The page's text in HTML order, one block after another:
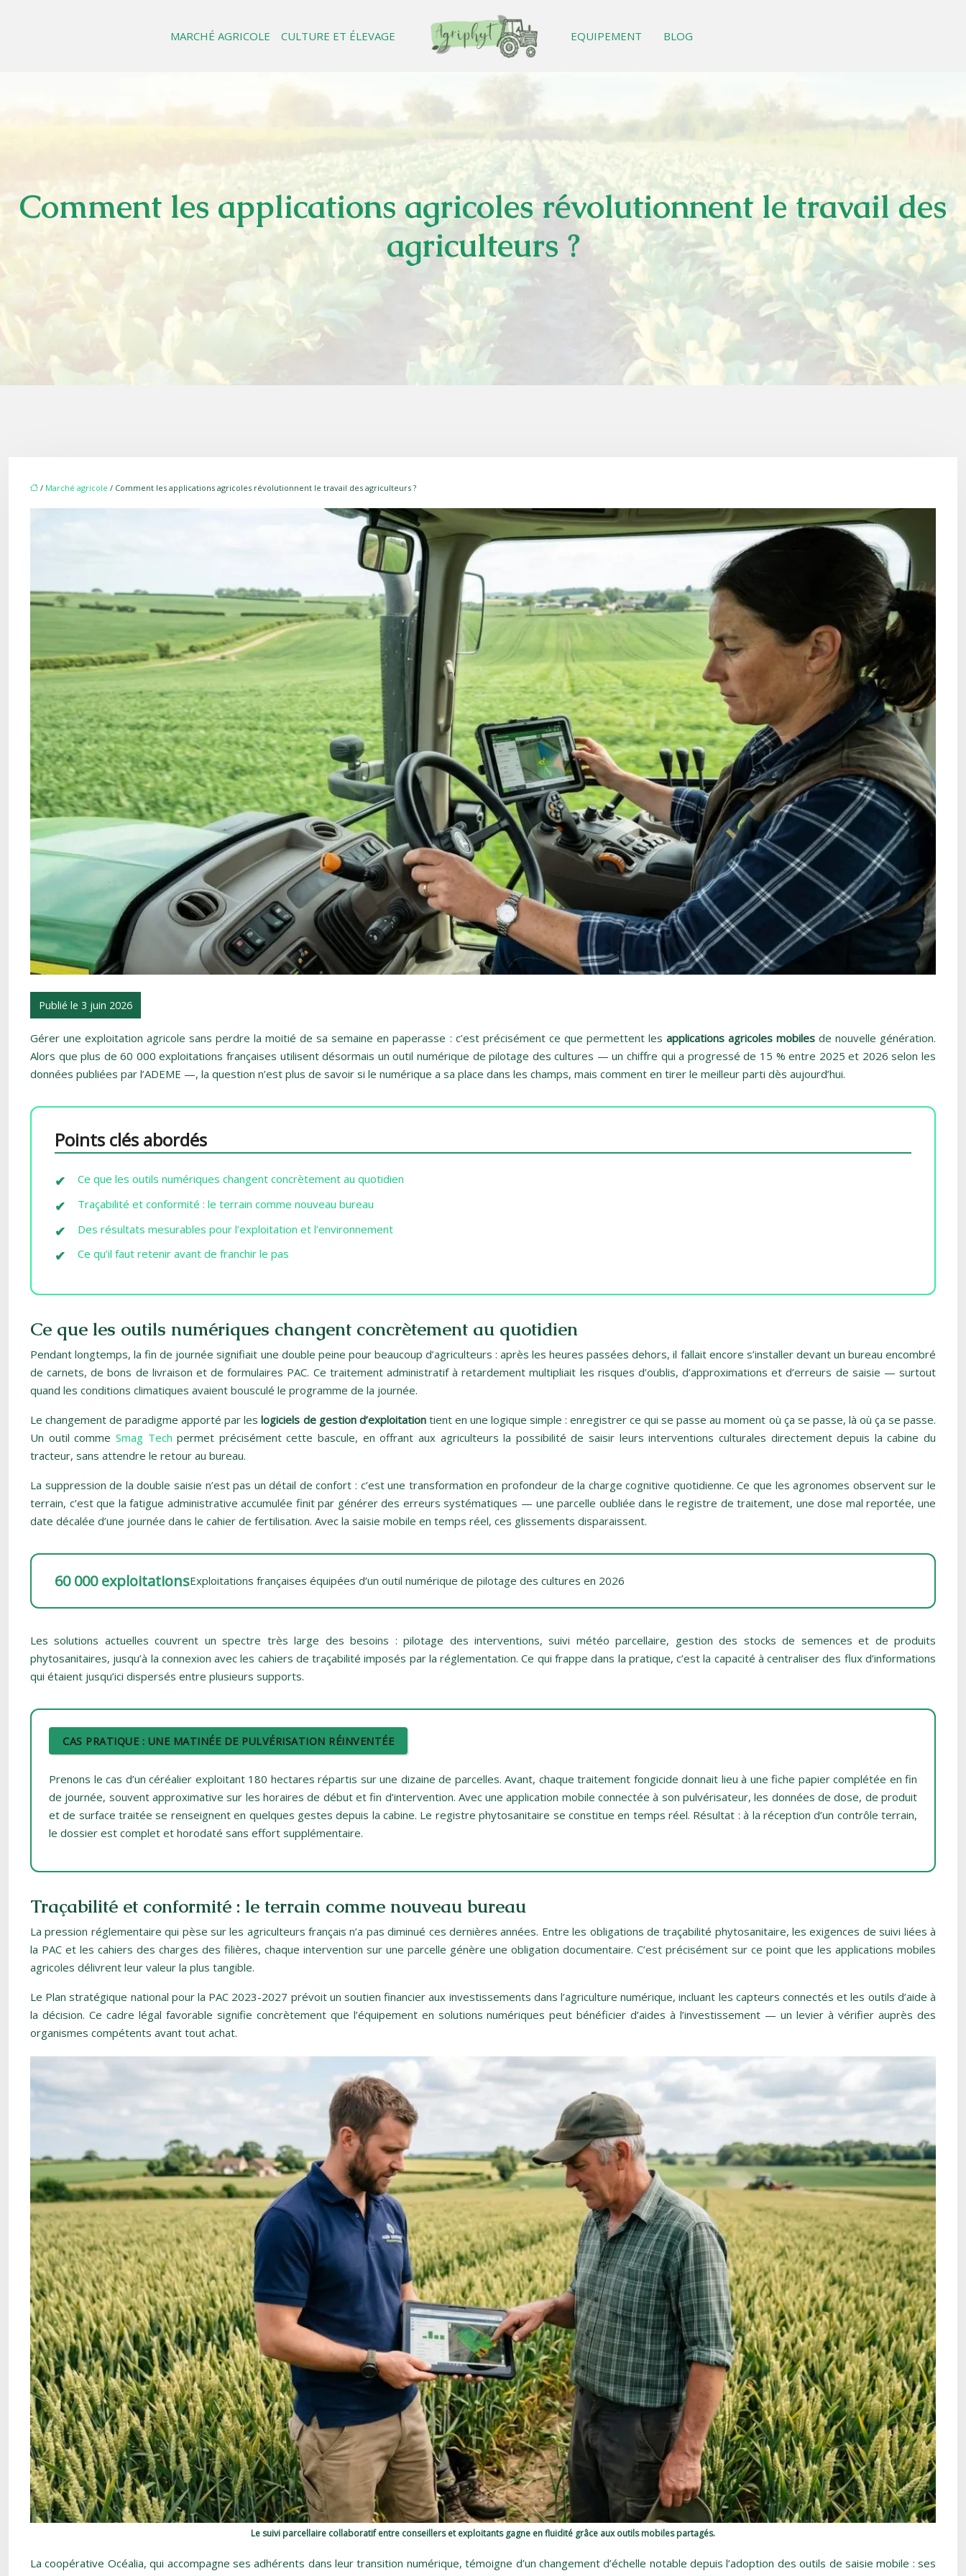
CULTURE ET ÉLEVAGE
MARCHÉ AGRICOLE EQUIPEMENT BLOG
Comment les applications agricoles révolutionnent le travail des
agriculteurs ?
/ Marché agricole / Comment les applications agricoles révolutionnent le travail des agriculteurs ?
Publié le 3 juin 2026
Gérer une exploitation agricole sans perdre la moitié de sa semaine en paperasse : c’est précisément ce que permettent les applications agricoles mobilesde nouvelle génération.
Alors que plus de 60 000 exploitations françaises utilisent désormais un outil numérique de pilotage des cultures — un chiffre qui a progressé de 15 % entre 2025 et 2026 selon les
données publiées par l’ADEME —, la question n’est plus de savoir si le numérique a sa place dans les champs, mais comment en tirer le meilleur parti dès aujourd’hui.
Points clés abordés
Ce que les outils numériques changent concrètement au quotidien
Traçabilité et conformité : le terrain comme nouveau bureau
Des résultats mesurables pour l’exploitation et l’environnement
Ce qu’il faut retenir avant de franchir le pas
Ce que les outils numériques changent concrètement au quotidien
Pendant longtemps, la fin de journée signifiait une double peine pour beaucoup d’agriculteurs : après les heures passées dehors, il fallait encore s’installer devant un bureau encombré
de carnets, de bons de livraison et de formulaires PAC. Ce traitement administratif à retardement multipliait les risques d’oublis, d’approximations et d’erreurs de saisie — surtout
quand les conditions climatiques avaient bousculé le programme de la journée.
Le changement de paradigme apporté par leslogiciels de gestion d’exploitationtient en une logique simple : enregistrer ce qui se passe au moment où ça se passe, là où ça se passe.
Un outil comme Smag Tech permet précisément cette bascule, en offrant aux agriculteurs la possibilité de saisir leurs interventions culturales directement depuis la cabine du
tracteur, sans attendre le retour au bureau.
La suppression de la double saisie n’est pas un détail de confort : c’est une transformation en profondeur de la charge cognitive quotidienne. Ce que les agronomes observent sur le
terrain, c’est que la fatigue administrative accumulée finit par générer des erreurs systématiques — une parcelle oubliée dans le registre de traitement, une dose mal reportée, une
date décalée d’une journée dans le cahier de fertilisation. Avec la saisie mobile en temps réel, ces glissements disparaissent.
60 000 exploitationsExploitations françaises équipées d’un outil numérique de pilotage des cultures en 2026
Les solutions actuelles couvrent un spectre très large des besoins : pilotage des interventions, suivi météo parcellaire, gestion des stocks de semences et de produits
phytosanitaires, jusqu’à la connexion avec les cahiers de traçabilité imposés par la réglementation. Ce qui frappe dans la pratique, c’est la capacité à centraliser des flux d’informations
qui étaient jusqu’ici dispersés entre plusieurs supports.
CAS PRATIQUE : UNE MATINÉE DE PULVÉRISATION RÉINVENTÉE
Prenons le cas d’un céréalier exploitant 180 hectares répartis sur une dizaine de parcelles. Avant, chaque traitement fongicide donnait lieu à une fiche papier complétée en fin
de journée, souvent approximative sur les horaires de début et fin d’intervention. Avec une application mobile connectée à son pulvérisateur, les données de dose, de produit
et de surface traitée se renseignent en quelques gestes depuis la cabine. Le registre phytosanitaire se constitue en temps réel. Résultat : à la réception d’un contrôle terrain,
le dossier est complet et horodaté sans effort supplémentaire.
Traçabilité et conformité : le terrain comme nouveau bureau
La pression réglementaire qui pèse sur les agriculteurs français n’a pas diminué ces dernières années. Entre les obligations de traçabilité phytosanitaire, les exigences de suivi liées à
la PAC et les cahiers des charges des filières, chaque intervention sur une parcelle génère une obligation documentaire. C’est précisément sur ce point que les applications mobiles
agricoles délivrent leur valeur la plus tangible.
Le Plan stratégique national pour la PAC 2023-2027 prévoit un soutien financier aux investissements dans l’agriculture numérique, incluant les capteurs connectés et les outils d’aide à
la décision. Ce cadre légal favorable signifie concrètement que l’équipement en solutions numériques peut bénéficier d’aides à l’investissement — un levier à vérifier auprès des
organismes compétents avant tout achat.
Le suivi parcellaire collaboratif entre conseillers et exploitants gagne en fluidité grâce aux outils mobiles partagés.
La coopérative Océalia, qui accompagne ses adhérents dans leur transition numérique, témoigne d’un changement d’échelle notable depuis l’adoption des outils de saisie mobile : ses